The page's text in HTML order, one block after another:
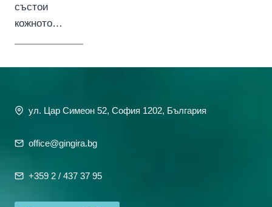
състои
кожното…
ул. Цар Симеон 52, София 1202, България
office@gingira.bg
+359 2 / 437 37 95